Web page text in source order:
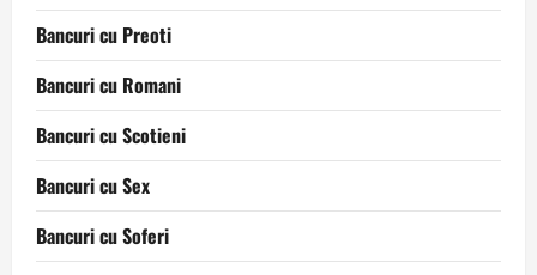
Bancuri cu Preoti
Bancuri cu Romani
Bancuri cu Scotieni
Bancuri cu Sex
Bancuri cu Soferi